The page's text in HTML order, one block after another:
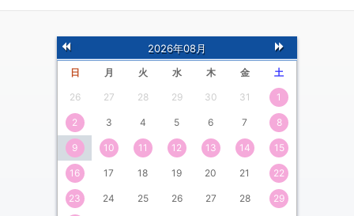
前
の月
次
の月
2026年08月
日 月 火 水 木 金 土
26 27 28 29 30 31 1
2 3 4 5 6 7 8
9 10 11 12 13 14 15
16 17 18 19 20 21 22
23 24 25 26 27 28 29